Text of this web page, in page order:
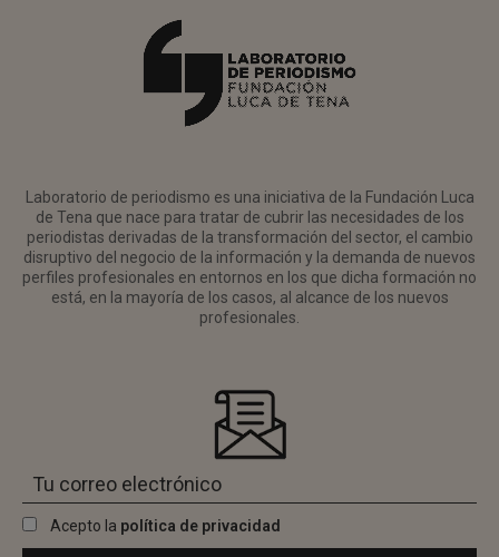
Laboratorio de periodismo es una iniciativa de la Fundación Luca
de Tena que nace para tratar de cubrir las necesidades de los
periodistas derivadas de la transformación del sector, el cambio
disruptivo del negocio de la información y la demanda de nuevos
perfiles profesionales en entornos en los que dicha formación no
está, en la mayoría de los casos, al alcance de los nuevos
profesionales.
Acepto la política de privacidad